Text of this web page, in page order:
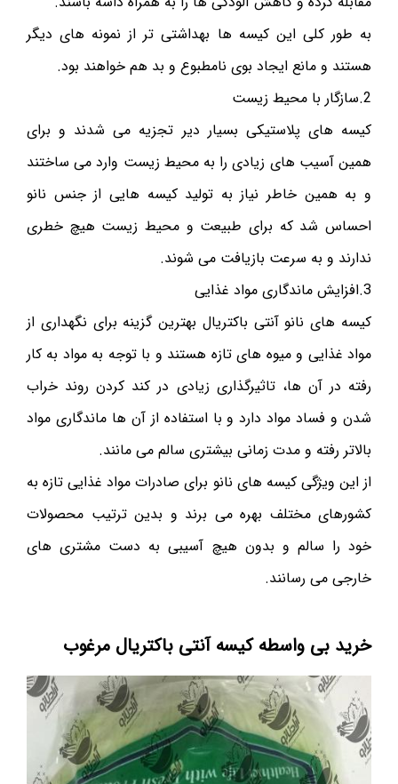
به طور کلی این کیسه ها بهداشتی تر از نمونه های دیگر
هستند و مانع ایجاد بوی نامطبوع و بد هم خواهند بود.
2.سازگار با محیط زیست
کیسه های پلاستیکی بسیار دیر تجزیه می شدند و برای
همین آسیب های زیادی را به محیط زیست وارد می ساختند
و به همین خاطر نیاز به تولید کیسه هایی از جنس نانو
احساس شد که برای طبیعت و محیط زیست هیچ خطری
ندارند و به سرعت بازیافت می شوند.
3.افزایش ماندگاری مواد غذایی
کیسه های نانو آنتی باکتریال بهترین گزینه برای نگهداری از
مواد غذایی و میوه های تازه هستند و با توجه به مواد به کار
رفته در آن ها، تاثیرگذاری زیادی در کند کردن روند خراب
شدن و فساد مواد دارد و با استفاده از آن ها ماندگاری مواد
بالاتر رفته و مدت زمانی بیشتری سالم می مانند.
از این ویژگی کیسه های نانو برای صادرات مواد غذایی تازه به
کشورهای مختلف بهره می برند و بدین ترتیب محصولات
خود را سالم و بدون هیچ آسیبی به دست مشتری های
خارجی می رسانند.
خرید بی واسطه کیسه آنتی باکتریال مرغوب